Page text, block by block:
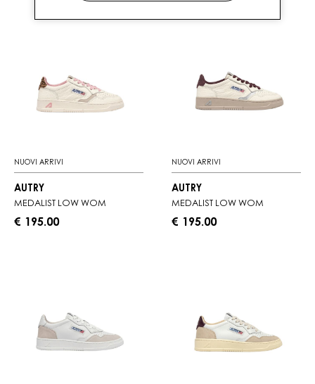
NUOVI ARRIVI
AUTRY
MEDALIST LOW WOM
€ 195.00
NUOVI ARRIVI
AUTRY
MEDALIST LOW WOM
€ 195.00